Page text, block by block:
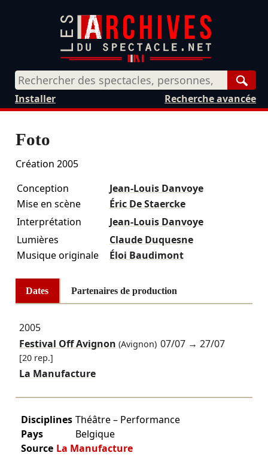
Recherche avancée
Installer
Foto
Création 2005
Conception
Jean-Louis Danvoye
Mise en scène
Éric De Staercke
Interprétation
Jean-Louis Danvoye
Lumières
Claude Duquesne
Musique originale
Éloi Baudimont
Dates Partenaires de production
2005
Festival Off Avignon (Avignon) 07/07 →27/07
[20 rep.]
La Manufacture
Disciplines Théâtre – Performance
Pays
Belgique
Source La Manufacture